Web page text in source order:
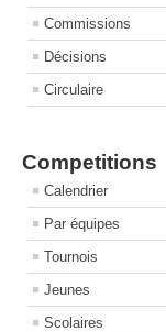
Commissions
Décisions
Circulaire
Competitions
Calendrier
Par équipes
Tournois
Jeunes
Scolaires